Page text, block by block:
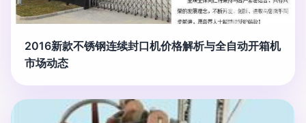
2016新款不锈钢连续封口机价格解析与全自动开箱机
市场动态